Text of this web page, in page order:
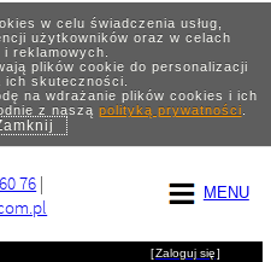
w celu świadczenia usług,
użytkowników oraz w celach
reklamowych.
plików cookie do personalizacji
ich skuteczności.
na wdrażanie plików cookies i ich
z naszą polityką prywatności.
MENU
76 |
[Zaloguj się]